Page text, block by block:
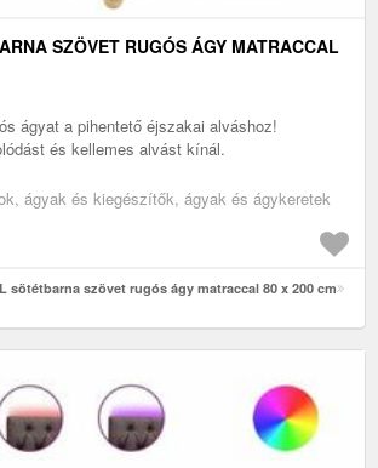
SZÖVET RUGÓS ÁGY MATRACCAL
ágyat a pihentető éjszakai alváshoz!
és kellemes alvást kínál.
ágyak és kiegészítők, ágyak és ágykeretek
sötétbarna szövet rugós ágy matraccal 80 x 200 cm